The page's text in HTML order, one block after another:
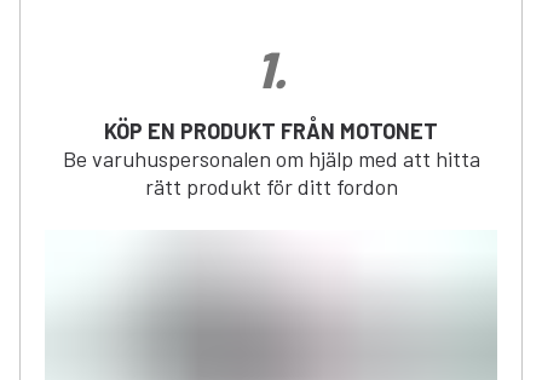
1.
KÖP EN PRODUKT FRÅN MOTONET
Be varuhuspersonalen om hjälp med att hitta
rätt produkt för ditt fordon